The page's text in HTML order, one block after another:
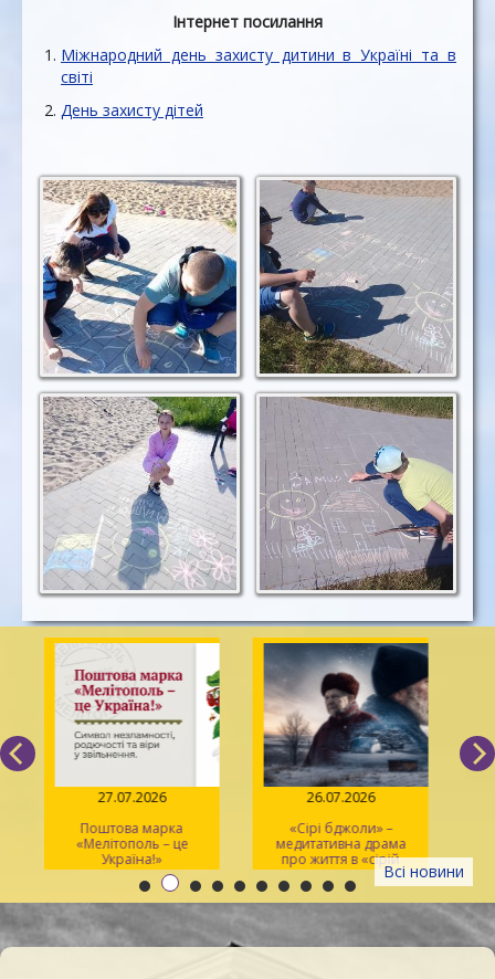
Інтернет посилання
Міжнародний день захисту дитини в Україні та в
світі
День захисту дітей
Всі новини
27.07.2026
Поштова марка
«Мелітополь – це
Україна!»
26.07.2026
«Сірі бджоли» –
медитативна драма
про життя в «сірій
зоні»